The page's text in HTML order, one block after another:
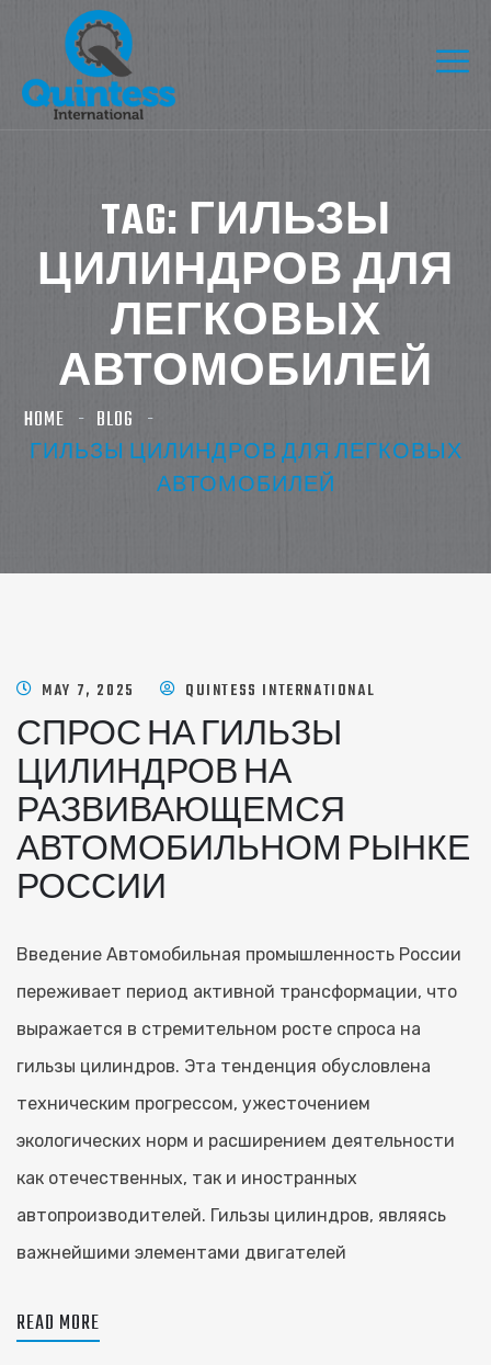
TAG: ГИЛЬЗЫ
ЦИЛИНДРОВ ДЛЯ
ЛЕГКОВЫХ
АВТОМОБИЛЕЙ
HOME
BLOG
ГИЛЬЗЫ ЦИЛИНДРОВ ДЛЯ ЛЕГКОВЫХ
АВТОМОБИЛЕЙ
MAY 7, 2025 QUINTESS INTERNATIONAL
СПРОС НА ГИЛЬЗЫ
ЦИЛИНДРОВ НА
РАЗВИВАЮЩЕМСЯ
АВТОМОБИЛЬНОМ РЫНКЕ
РОССИИ
Введение Автомобильная промышленность России
переживает период активной трансформации, что
выражается в стремительном росте спроса на
гильзы цилиндров. Эта тенденция обусловлена
техническим прогрессом, ужесточением
экологических норм и расширением деятельности
как отечественных, так и иностранных
автопроизводителей. Гильзы цилиндров, являясь
важнейшими элементами двигателей
READ MORE